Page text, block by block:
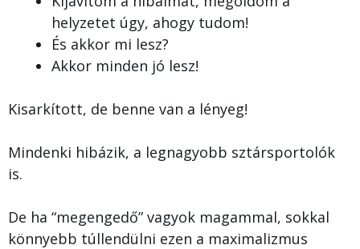
helyzetet úgy, ahogy tudom!
És akkor mi lesz?
Akkor minden jó lesz!
Kisarkított, de benne van a lényeg!
Mindenki hibázik, a legnagyobb sztársportolók
is.
De ha “megengedő” vagyok magammal, sokkal
könnyebb túllendülni ezen a maximalizmus